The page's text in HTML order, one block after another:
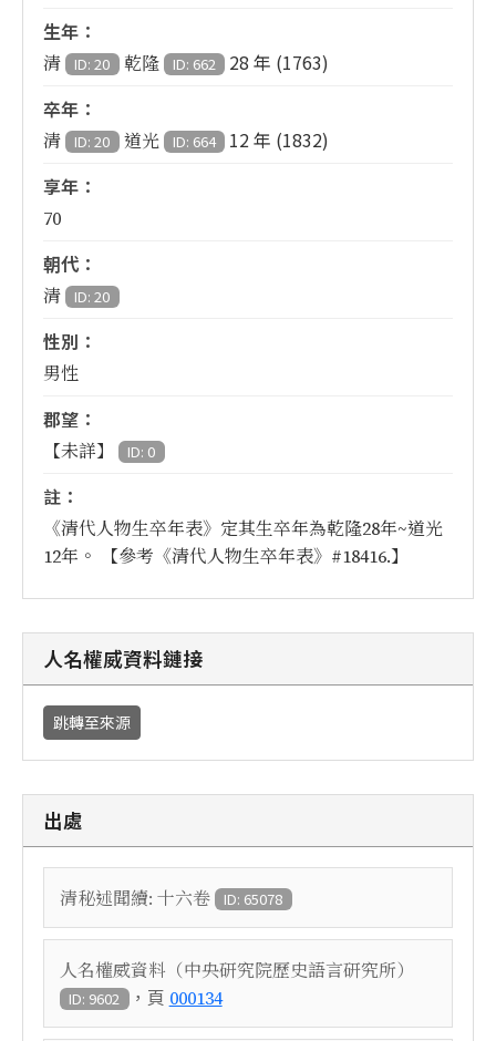
生年：
清 ID: 20 乾隆 ID: 662
28 年 (1763)
卒年：
清 ID: 20 道光 ID: 664
12 年 (1832)
享年：
70
朝代：
清 ID: 20
性別：
男性
郡望：
【未詳】 ID: 0
註：
《清代人物生卒年表》定其生卒年為乾隆28年~道光
12年。 【參考《清代人物生卒年表》#18416.】
人名權威資料鏈接
跳轉至來源
出處
清秘述聞續: 十六卷 ID: 65078
人名權威資料（中央研究院歷史語言研究所）
ID: 9602 ，頁 000134